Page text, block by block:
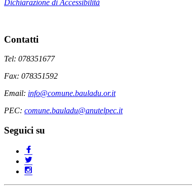
Dichiarazione di Accessibilità
Contatti
Tel: 078351677
Fax: 078351592
Email: info@comune.bauladu.or.it
PEC: comune.bauladu@anutelpec.it
Seguici su